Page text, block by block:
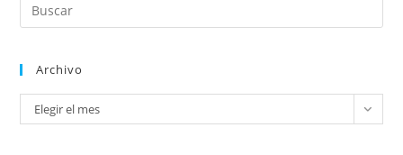
Archivo
Elegir el mes